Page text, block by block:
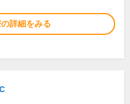
詳細をみる